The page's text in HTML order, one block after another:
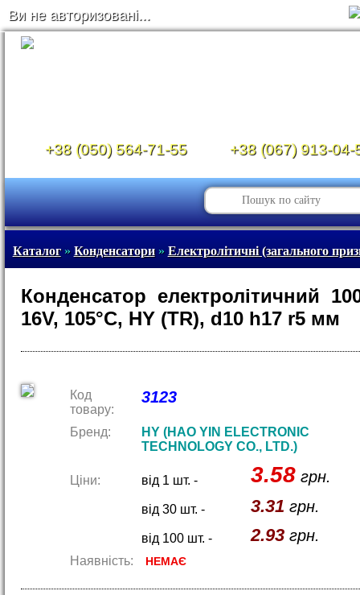
Ви не авторизовані...
+38 (050) 564-71-55 +38 (067) 913-04-
Каталог» Конденсатори» Електролітичні (загального
Конденсатор електролітичний
16V, 105°C, HY (TR), d10 h17 r5 мм
Код
товару:
3123
Бренд:
HY (HAO YIN ELECTRONIC
TECHNOLOGY CO., LTD.)
Ціни: від 1 шт. - 3.58грн.
від 30 шт. - 3.31 грн.
від 100 шт. - 2.93грн.
Наявність: НЕМАЄ